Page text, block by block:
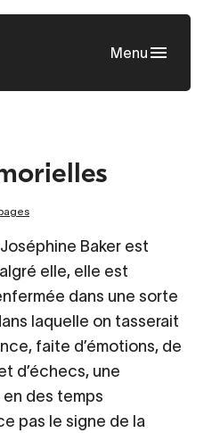
Menu
Baker est
elle, elle est
dans une sorte
laquelle on tasserait
faite d’émotions, de
d’échecs, une
des temps
pas le signe de la